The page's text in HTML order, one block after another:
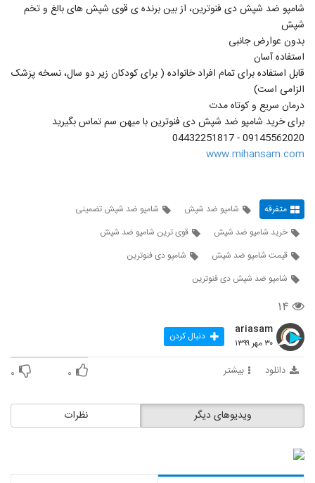
شامپو ضد شپش دی فنوترین، از بین برنده ی قوی شپش های بالغ و تخم
شپش
بدون عوارض جانبی
استفاده آسان
قابل استفاده برای تمام افراد خانواده ( برای کودکان زیر دو سال، نسخه پزشک
الزامی است)
درمان سریع و کوتاه مدت
برای خرید شامپو ضد شپش دی فنوترین با میهن سم تماس بگیرید
09145562020 - 04432251817
www.mihansam.com
متفرقه شامپو ضد شپش
شامپو ضد شپش تضمینی
خرید شامپو ضد شپش
قوی ترین شامپو ضد شپش
قیمت شامپو ضد شپش
شامپو دی فنوترین
شامپو ضد شپش دی فنوترین
۱۴
ariasam
۳۰ مهر ۱۳۹۹ دنبال کردن
دانلود بیشتر ۰ ۰
نظرات ویدیوهای دیگر